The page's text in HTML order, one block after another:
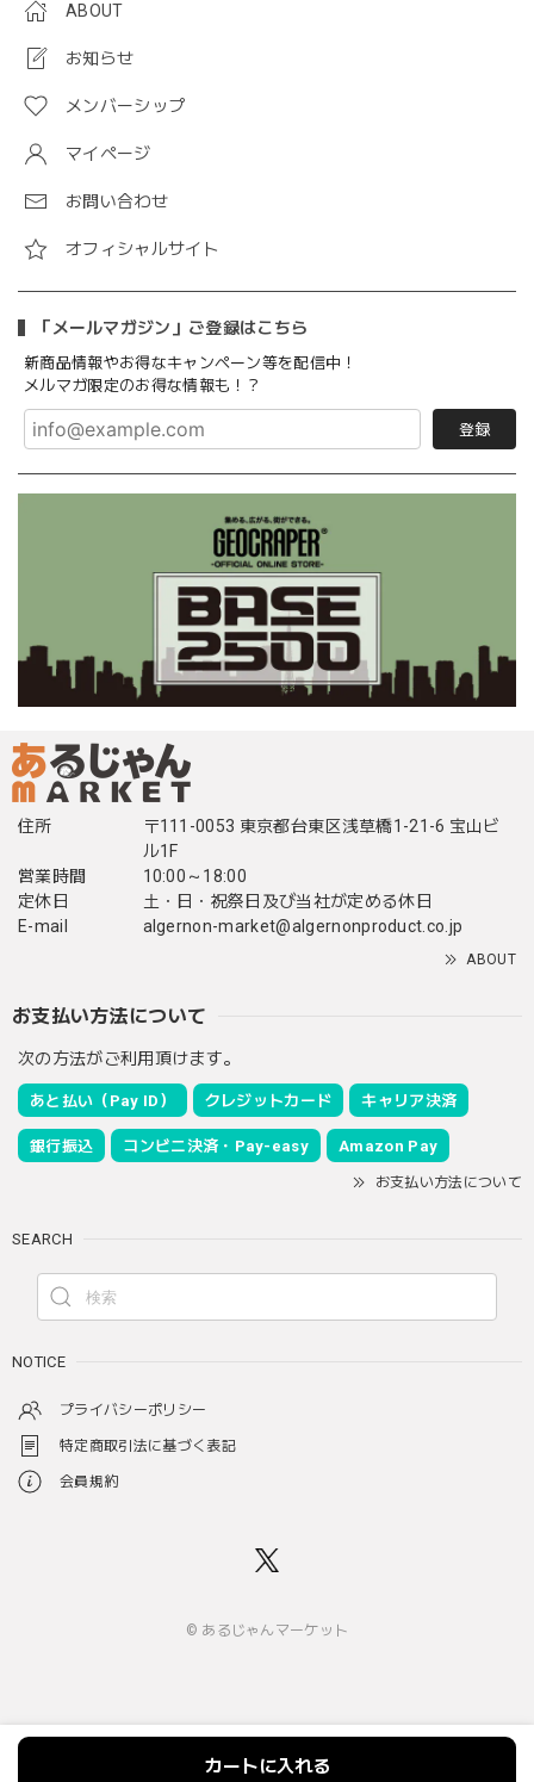
ABOUT
お知らせ
メンバーシップ
マイページ
お問い合わせ
オフィシャルサイト
「メールマガジン」ご登録はこちら
新商品情報やお得なキャンペーン等を配信中！
メルマガ限定のお得な情報も！？
登録
住所
〒111-0053 東京都台東区浅草橋1-21-6 宝山ビ
ル1F
営業時間
10:00～18:00
定休日
土・日・祝祭日及び当社が定める休日
E-mail
algernon-market@algernonproduct.co.jp
ABOUT
お支払い方法について
次の方法がご利用頂けます。
あと払い（Pay ID） クレジットカード キャリア決済
銀行振込 コンビニ決済・Pay-easy Amazon Pay
お支払い方法について
SEARCH
NOTICE
プライバシーポリシー
特定商取引法に基づく表記
会員規約
© あるじゃんマーケット
カートに入れる